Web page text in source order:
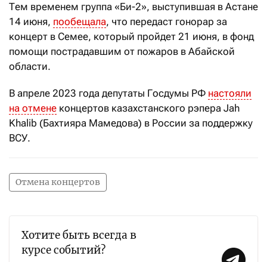
Тем временем группа «Би-2», выступившая в Астане
14 июня, пообещала, что передаст гонорар за
концерт в Семее, который пройдет 21 июня, в фонд
помощи пострадавшим от пожаров в Абайской
области.
В апреле 2023 года депутаты Госдумы РФ настояли
на отмене концертов казахстанского рэпера Jah
Khalib (Бахтияра Мамедова) в России за поддержку
ВСУ.
Отмена концертов
Хотите быть всегда в
курсе событий?